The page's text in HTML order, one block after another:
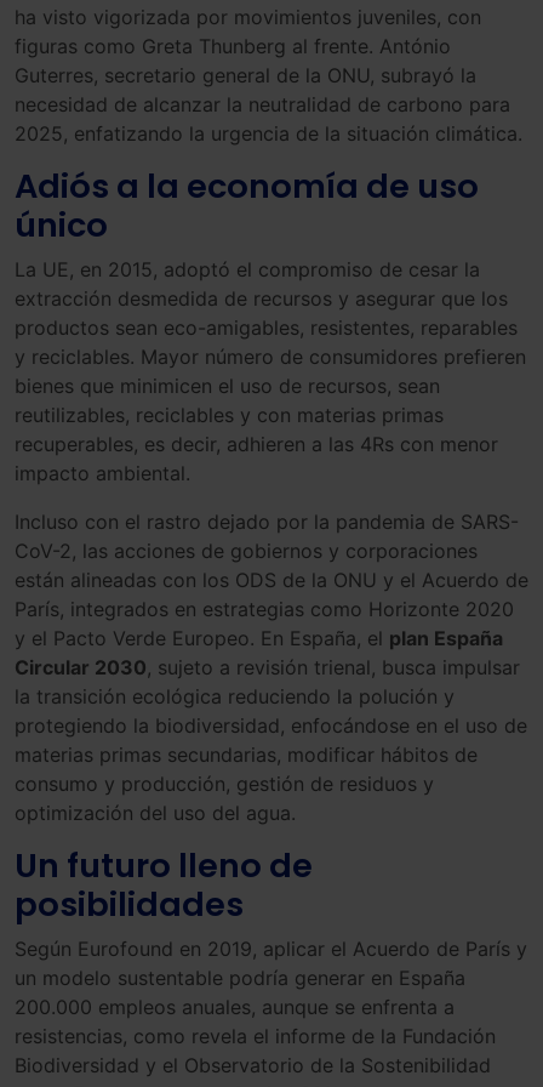
ha visto vigorizada por movimientos juveniles, con
figuras como Greta Thunberg al frente. António
Guterres, secretario general de la ONU, subrayó la
necesidad de alcanzar la neutralidad de carbono para
2025, enfatizando la urgencia de la situación climática.
Adiós a la economía de uso
único
La UE, en 2015, adoptó el compromiso de cesar la
extracción desmedida de recursos y asegurar que los
productos sean eco-amigables, resistentes, reparables
y reciclables. Mayor número de consumidores prefieren
bienes que minimicen el uso de recursos, sean
reutilizables, reciclables y con materias primas
recuperables, es decir, adhieren a las 4Rs con menor
impacto ambiental.
Incluso con el rastro dejado por la pandemia de SARS-
CoV-2, las acciones de gobiernos y corporaciones
están alineadas con los ODS de la ONU y el Acuerdo de
París, integrados en estrategias como Horizonte 2020
y el Pacto Verde Europeo. En España, el plan España
Circular 2030, sujeto a revisión trienal, busca impulsar
la transición ecológica reduciendo la polución y
protegiendo la biodiversidad, enfocándose en el uso de
materias primas secundarias, modificar hábitos de
consumo y producción, gestión de residuos y
optimización del uso del agua.
Un futuro lleno de
posibilidades
Según Eurofound en 2019, aplicar el Acuerdo de París y
un modelo sustentable podría generar en España
200.000 empleos anuales, aunque se enfrenta a
resistencias, como revela el informe de la Fundación
Biodiversidad y el Observatorio de la Sostenibilidad